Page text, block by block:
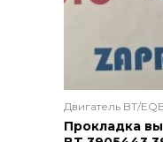
Двигатель BT/
Прокладка